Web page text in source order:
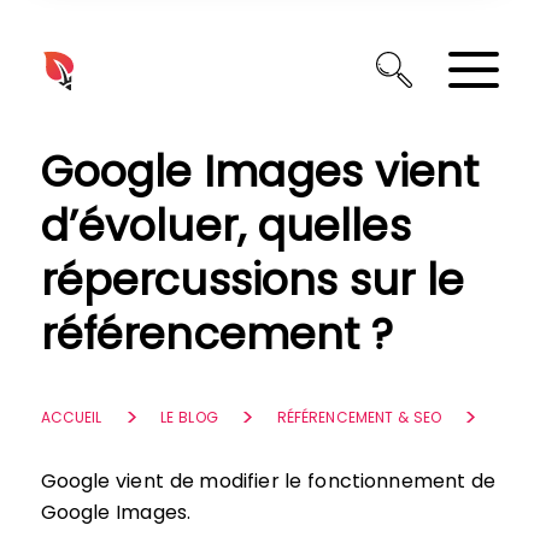
Google Images vient
d’évoluer, quelles
répercussions sur le
référencement ?
ACCUEIL LE BLOG RÉFÉRENCEMENT & SEO
Google vient de modifier le fonctionnement de
Google Images.